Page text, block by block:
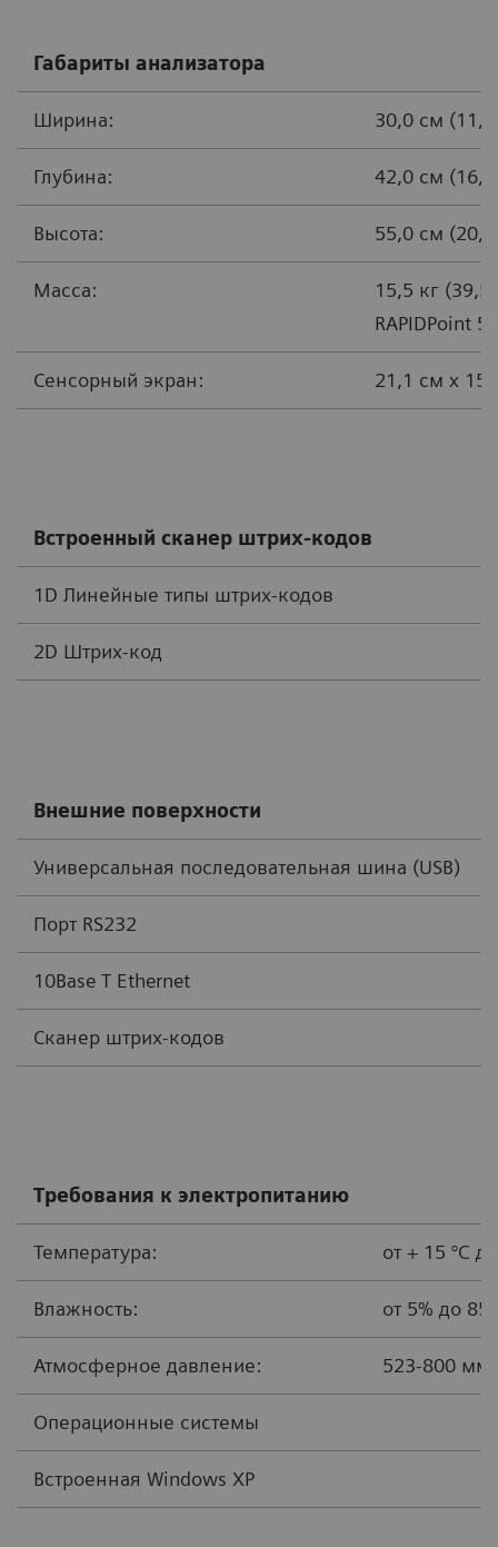
Габариты анализатора
Ширина: 30,0 см
Глубина: 42,0 см
Высота: 55,0 см
Масса:
15,5 кг (39,5
RAPIDPoint
Сенсорный экран: 21,1 см x
Встроенный сканер штрих-кодов
1D Линейные типы штрих-кодов
2D Штрих-код
Внешние поверхности
Универсальная последовательная шина (USB)
Порт RS232
10Base T Ethernet
Сканер штрих-кодов
Требования к электропитанию
Температура: от + 15 °C
Влажность: от 5% до
Атмосферное давление: 523-800 мм
Операционные системы
Встроенная Windows XP